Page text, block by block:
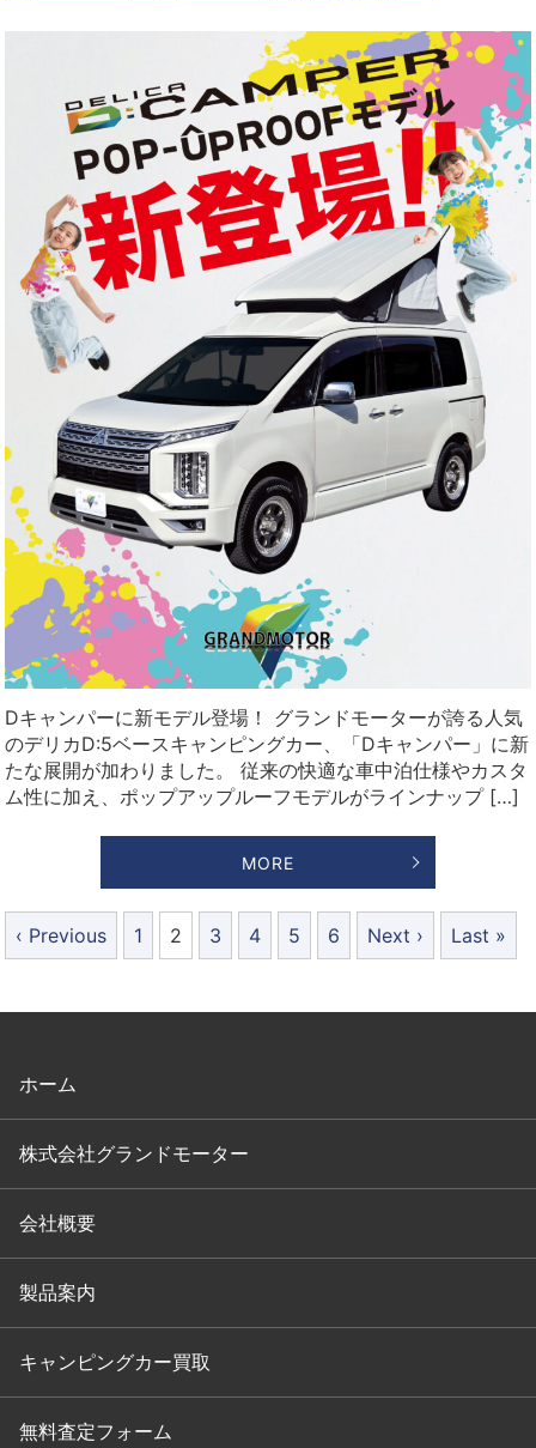
Dキャンパーに新モデル登場！ グランドモーターが誇る人気
のデリカD:5ベースキャンピングカー、「Dキャンパー」に新
たな展開が加わりました。 従来の快適な車中泊仕様やカスタ
ム性に加え、ポップアップルーフモデルがラインナップ […]
MORE
‹ Previous 1 2 3 4 5 6 Next › Last »
ホーム
株式会社グランドモーター
会社概要
製品案内
キャンピングカー買取
無料査定フォーム